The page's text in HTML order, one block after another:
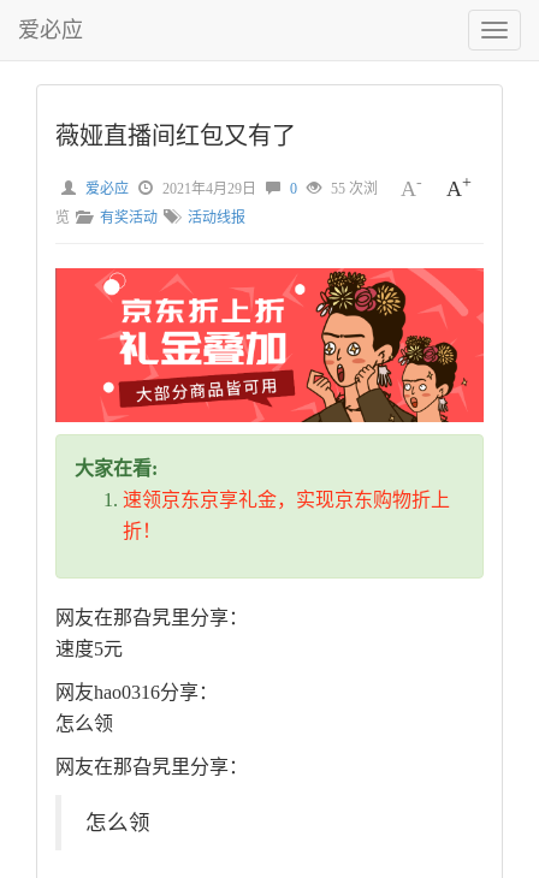
切
换
菜
爱必应
薇娅直播间红包又有了
A- A+
爱必应 2021年4月29日 0
55 次浏
览
有奖活动 活动线报
大家在看:
速领京东京享礼金，实现京东购物折上
折！
网友在那旮旯里分享：
速度5元
网友hao0316分享：
怎么领
网友在那旮旯里分享：
怎么领